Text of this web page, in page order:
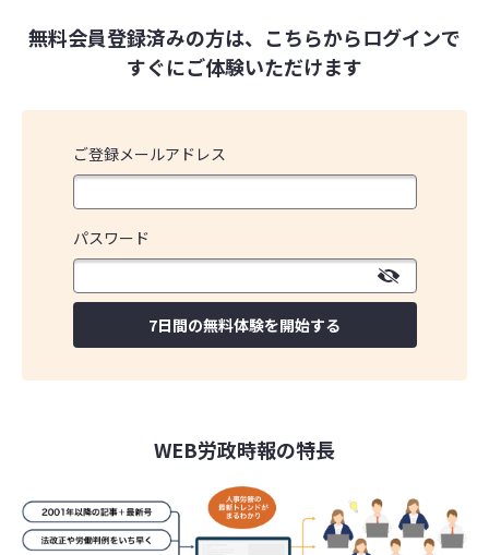
無料会員登録済みの方は、こちらからログインで
すぐにご体験いただけます
ご登録メールアドレス
パスワード
7日間の無料体験を開始する
WEB労政時報の特長